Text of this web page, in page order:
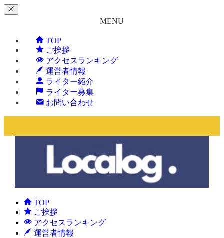
MENU
TOP
ご挨拶
アクセスランキング
運営者情報
ライター紹介
ライター募集
お問い合わせ
TOP
ご挨拶
アクセスランキング
運営者情報